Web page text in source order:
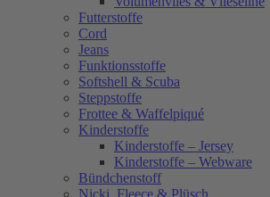
Futterstoffe
Cord
Jeans
Funktionsstoffe
Softshell & Scuba
Steppstoffe
Frottee & Waffelpiqué
Kinderstoffe
Kinderstoffe – Jersey
Kinderstoffe – Webware
Bündchenstoff